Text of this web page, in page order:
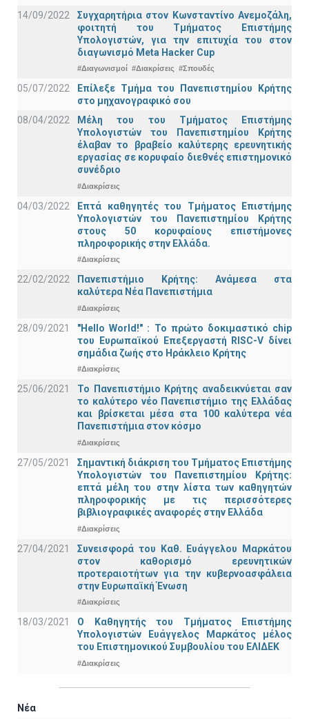
14/09/2022
Συγχαρητήρια στον Κωνσταντίνο Ανεμοζάλη,
φοιτητή του Τμήματος Επιστήμης
Υπολογιστών, για την επιτυχία του στον
διαγωνισμό Meta Hacker Cup
#Διαγωνισμοί #Διακρίσεις #Σπουδές
05/07/2022
Επίλεξε Τμήμα του Πανεπιστημίου Κρήτης
στο μηχανογραφικό σου
08/04/2022
Μέλη του του Τμήματος Επιστήμης
Υπολογιστών του Πανεπιστημίου Κρήτης
έλαβαν το βραβείο καλύτερης ερευνητικής
εργασίας σε κορυφαίο διεθνές επιστημονικό
συνέδριο
#Διακρίσεις
04/03/2022
Επτά καθηγητές του Τμήματος Επιστήμης
Υπολογιστών του Πανεπιστημίου Κρήτης
στους 50 κορυφαίους επιστήμονες
πληροφορικής στην Ελλάδα.
#Διακρίσεις
22/02/2022
Πανεπιστήμιο Κρήτης: Ανάμεσα στα
καλύτερα Νέα Πανεπιστήμια
#Διακρίσεις
28/09/2021
"Hello World!" : Το πρώτο δοκιμαστικό chip
του Ευρωπαϊκού Επεξεργαστή RISC-V δίνει
σημάδια ζωής στο Ηράκλειο Κρήτης
#Διακρίσεις
25/06/2021
Το Πανεπιστήμιο Κρήτης αναδεικνύεται σαν
το καλύτερο νέο Πανεπιστήμιο της Ελλάδας
και βρίσκεται μέσα στα 100 καλύτερα νέα
Πανεπιστήμια στον κόσμο
#Διακρίσεις
27/05/2021
Σημαντική διάκριση του Τμήματος Επιστήμης
Υπολογιστών του Πανεπιστημίου Κρήτης:
επτά μέλη του στην λίστα των καθηγητών
πληροφορικής με τις περισσότερες
βιβλιογραφικές αναφορές στην Ελλάδα
#Διακρίσεις
27/04/2021
Συνεισφορά του Καθ. Ευάγγελου Μαρκάτου
στον καθορισμό ερευνητικών
προτεραιοτήτων για την κυβερνοασφάλεια
στην Ευρωπαϊκή Ένωση
#Διακρίσεις
18/03/2021
Ο Καθηγητής του Τμήματος Επιστήμης
Υπολογιστών Ευάγγελος Μαρκάτος μέλος
του Επιστημονικού Συμβουλίου του ΕΛΙΔΕΚ
#Διακρίσεις
Νέα